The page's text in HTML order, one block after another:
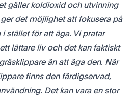
gäller koldioxid och utvinning
det möjlighet att fokusera på
stället för att äga. Vi pratar
lättare liv och det kan faktiskt
än att äga den. När
finns den färdigservad,
Det kan vara en stor